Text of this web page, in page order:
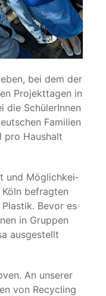
bei dem der
Pro­jekt­ta­gen in
die Schü­le­rIn­nen
Fami­li­en
pro Haus­halt
und Mög­lich­kei­
befrag­ten
Bevor es
in Grup­pen
aus­ge­stellt
An unse­rer
von Recy­cling